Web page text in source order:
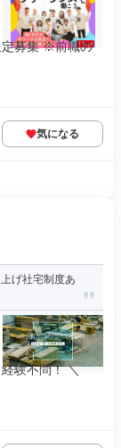
定募集 ※前職の
気になる
げ社宅制度あ
験不問！ ＼